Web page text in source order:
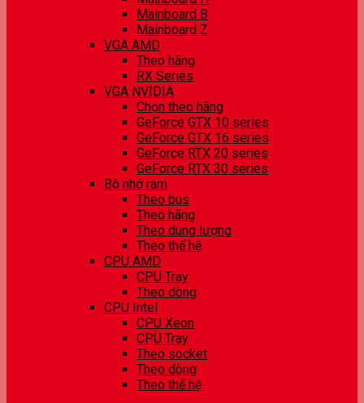
Mainboard B
Mainboard Z
VGA AMD
Theo hãng
RX Series
VGA NVIDIA
Chọn theo hãng
GeForce GTX 10 series
GeForce GTX 16 series
GeForce RTX 20 series
GeForce RTX 30 series
Bộ nhớ ram
Theo bus
Theo hãng
Theo dung lượng
Theo thế hệ
CPU AMD
CPU Tray
Theo dòng
CPU Intel
CPU Xeon
CPU Tray
Theo socket
Theo dòng
Theo thế hệ